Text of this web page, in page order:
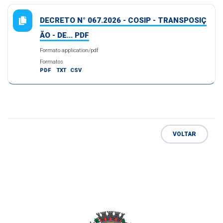
DECRETO N° 067.2026 - COSIP - TRANSPOSIÇ
ÃO - DE... PDF
Formato application/pdf
Formatos
PDF
TXT CSV
VOLTAR